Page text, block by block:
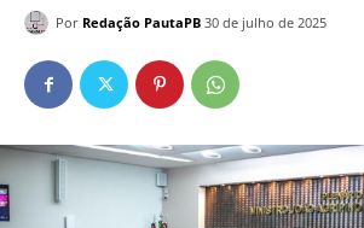
Por Redação PautaPB 30 de julho de 2025